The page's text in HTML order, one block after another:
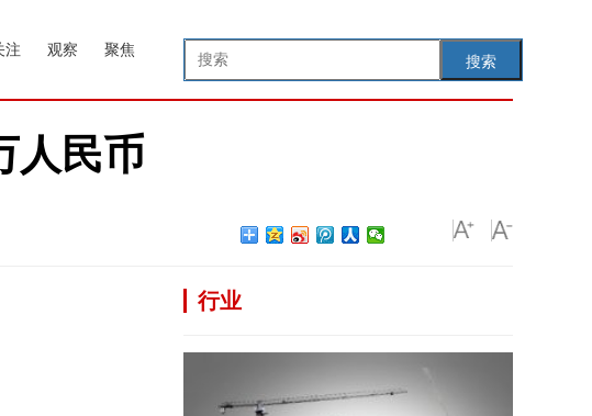
搜索
注 观察 聚焦
人民币
行业